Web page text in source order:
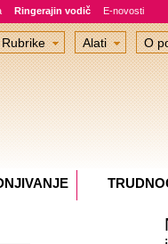
Ringerajin vodič E-novosti
Rubrike Alati O